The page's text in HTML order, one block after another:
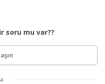
soru mu var??